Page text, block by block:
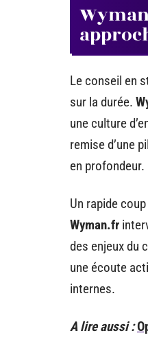
Le conseil en
sur la durée.
une culture
remise d’une
en profondeur.
Un rapide
Wyman.fr
des enjeux du
une écoute
internes.
A lire aussi :